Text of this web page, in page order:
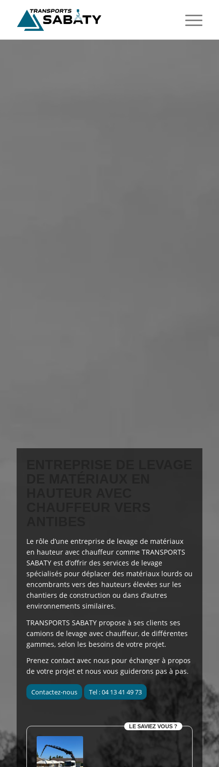
Le rôle d’une entreprise de levage de matériaux
en hauteur avec chauffeur comme TRANSPORTS
SABATY est d’offrir des services de levage
spécialisés pour déplacer des matériaux lourds ou
encombrants vers des hauteurs élevées sur les
chantiers de construction ou dans d’autres
environnements similaires.
TRANSPORTS SABATY propose à ses clients ses
camions de levage avec chauffeur, de différentes
gammes, selon les besoins de votre projet.
Prenez contact avec nous pour échanger à propos
de votre projet et nous vous guiderons pas à pas.
Contactez-nous Tel : 04 13 41 49 73
LE SAVIEZ VOUS ?